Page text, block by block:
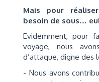
Mais pour
besoin de sous…
Evidemment, pour
voyage, nous
d’attaque, digne des
- Nous avons